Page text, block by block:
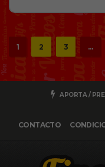
1 2 3 …
APORTA /
CONTACTO